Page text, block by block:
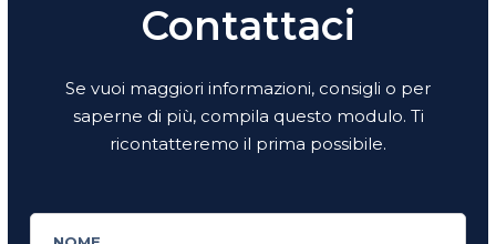
Contattaci
Se vuoi maggiori informazioni, consigli o per
saperne di più, compila questo modulo. Ti
ricontatteremo il prima possibile.